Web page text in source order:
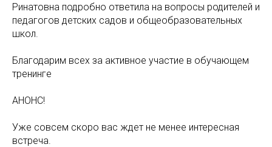
Ринатовна подробно ответила на вопросы родителей и
педагогов детских садов и общеобразовательных
школ.
Благодарим всех за активное участие в обучающем
тренинге
АНОНС!
Уже совсем скоро вас ждет не менее интересная
встреча.